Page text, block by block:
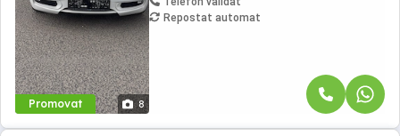
Promovat 8
Repostat automat